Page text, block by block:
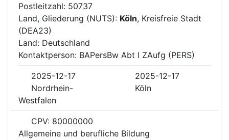
Postleitzahl: 50737
Land, Gliederung (NUTS): Köln, Kreisfreie Stadt
(DEA23)
Land: Deutschland
Kontaktperson: BAPersBw Abt I ZAufg (PERS)
2025-12-17
2025-12-17
Nordrhein-
Westfalen
Köln
CPV: 80000000
Allgemeine und berufliche Bildung